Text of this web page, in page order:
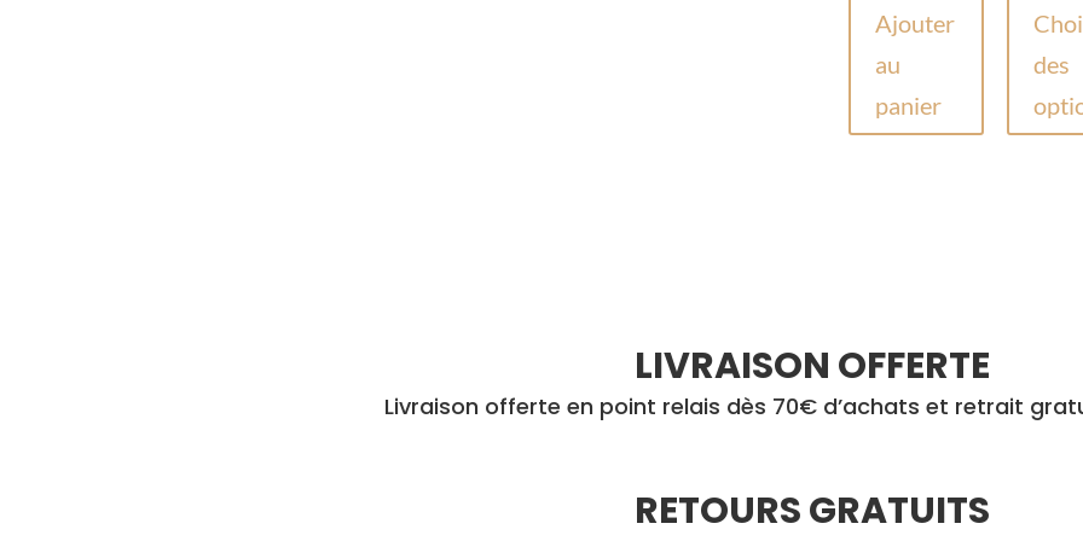
Ajouter
au
panier
des
LIVRAISON OFFERTE
Livraison offerte en point relais dès 70€ d’achats et retrait
RETOURS GRATUITS